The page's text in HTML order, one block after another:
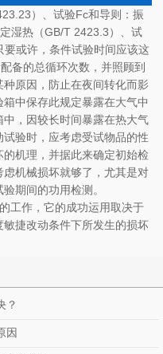
）、试验Fc和导则：振
湿热（GB/T 2423.3）、试
或许，条件试验时间应该这
备的总循环次数，并照顾到
原因，防止在夜间转化而影
中保存此规定暴露在大气中
，因较长时间暴露在热大气
验时，应考虑受试物品的性
机理，并据此来确定初始检
机械损坏就够了，尤其是对
期间的功用检测。
作，它的成功运用取决于
捷改动条件下所发生的损坏
？
因